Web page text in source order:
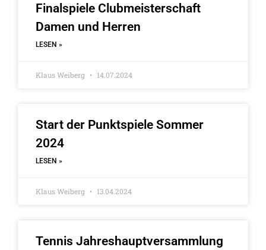
Finalspiele Clubmeisterschaft
Damen und Herren
LESEN »
Klaus Weiberg 14.07.2024
Start der Punktspiele Sommer
2024
LESEN »
Klaus Weiberg 13.04.2024
Tennis Jahreshauptversammlung